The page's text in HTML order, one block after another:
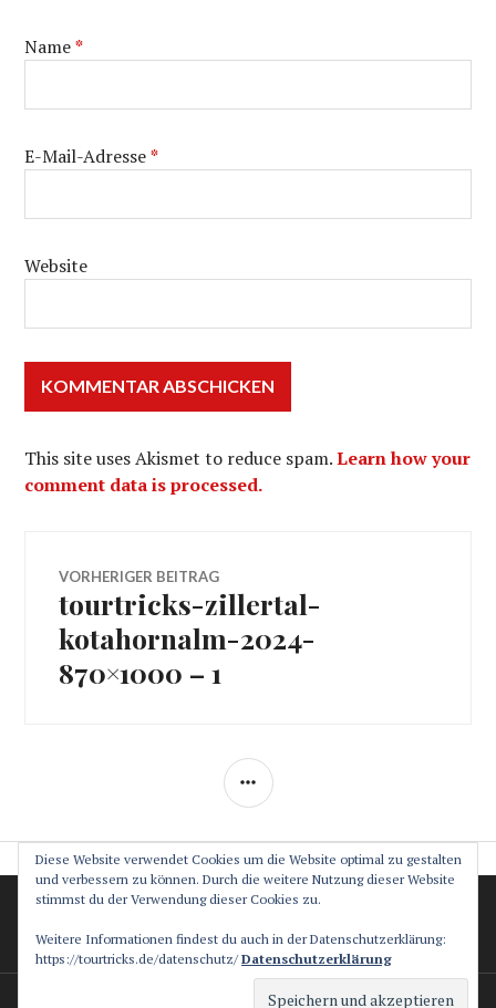
Name*
E-Mail-Adresse*
Website
This site uses Akismet to reduce spam.Learn how your
comment data is processed.
Beitragsnavigation
VORHERIGER BEITRAG
Vorheriger
Beitrag:
tourtricks-zillertal-
kotahornalm-2024-
870×1000 – 1
SEITENLEISTE
Datenschutz
Impressum
Stolz präsentiert von WordPress Theme: Canard von
Diese Website verwendet Cookies um die Website optimal zu gestalten
und verbessern zu können. Durch die weitere Nutzung dieser Website
stimmst du der Verwendung dieser Cookies zu.
Weitere Informationen findest du auch in der Datenschutzerklärung:
https://tourtricks.de/datenschutz/Datenschutzerklärung